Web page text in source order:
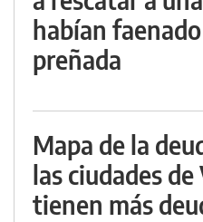
habían
preñada
Mapa de la
las ciudades
tienen más